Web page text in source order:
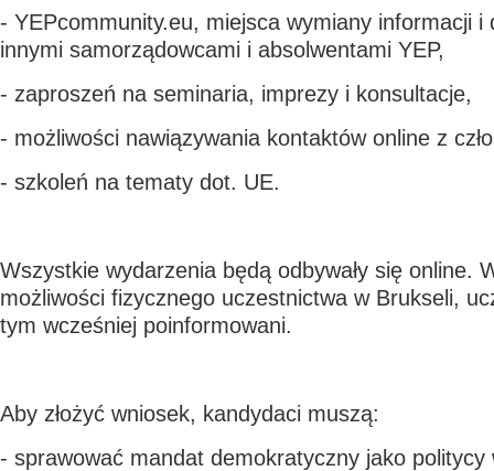
- YEPcommunity.eu, miejsca wymiany informacji i
innymi samorządowcami i absolwentami YEP,
- zaproszeń na seminaria, imprezy i konsultacje,
- możliwości nawiązywania kontaktów online z
- szkoleń na tematy dot. UE.
Wszystkie wydarzenia będą odbywały się online.
możliwości fizycznego uczestnictwa w Brukseli,
tym wcześniej poinformowani.
Aby złożyć wniosek, kandydaci muszą:
- sprawować mandat demokratyczny jako politycy